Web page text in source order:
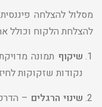
להצלחת הלקוח וכולל
שיקוף תמונה
נקודות שזקוקות
שינוי הרגלים –